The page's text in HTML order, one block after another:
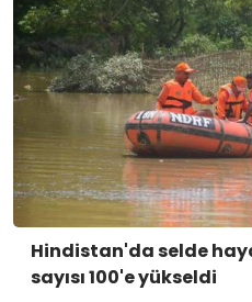
Hindistan'da selde
sayısı 100'e yükseldi